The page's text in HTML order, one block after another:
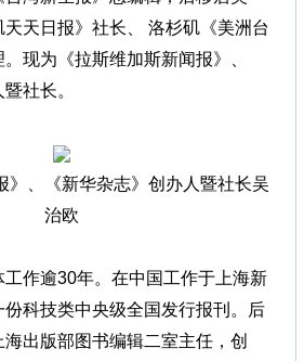
天日报》社长、 洛杉矶《美洲台
现为《拉斯维加斯新闻报》、
社长。
》、《新华杂志》创办人暨社长吴
治欧
作逾30年。在中国工作于上海新
科技类中央级全国发行报刊。后
出版部图书编辑二室主任，创